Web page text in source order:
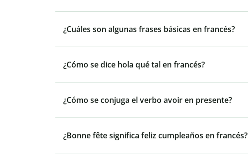
¿Cuáles son algunas frases básicas en francés?
¿Cómo se dice hola qué tal en francés?
¿Cómo se conjuga el verbo avoir en presente?
¿Bonne fête significa feliz cumpleaños en francés?